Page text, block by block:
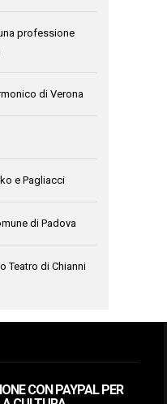
professione
di Verona
e Pagliacci
di Padova
Teatro di Chianni
CON PAYPAL PER